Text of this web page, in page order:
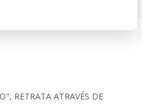
RETRATA ATRAVÉS DE